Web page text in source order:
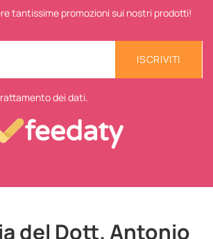
tantissime promozioni sui nostri prodotti!
ISCRIVITI
dei dati.
del Dott. Antonio